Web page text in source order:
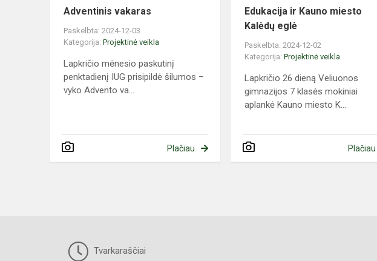
Adventinis vakaras
Paskelbta: 2024-12-03
Kategorija: Projektinė veikla
Lapkričio mėnesio paskutinį
penktadienį IUG prisipildė šilumos –
vyko Advento va...
Plačiau
Edukacija ir Kauno miesto
Kalėdų eglė
Paskelbta: 2024-12-02
Kategorija:Projektinė veikla
Lapkričio 26 dieną Veliuonos
gimnazijos 7 klasės mokiniai
aplankė Kauno miesto K...
Plačiau
Tvarkaraščiai